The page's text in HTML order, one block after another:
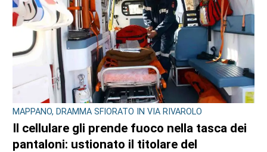
MAPPANO, DRAMMA SFIORATO IN VIA RIVAROLO
Il cellulare gli prende fuoco nella tasca dei
pantaloni: ustionato il titolare del